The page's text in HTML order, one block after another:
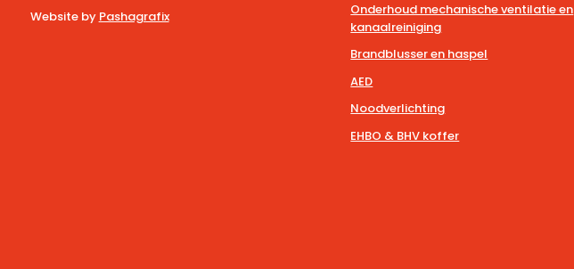
Website by Pashagrafix
Onderhoud mechanische ventilatie en
kanaalreiniging
Brandblusser en haspel
AED
Noodverlichting
EHBO & BHV koffer